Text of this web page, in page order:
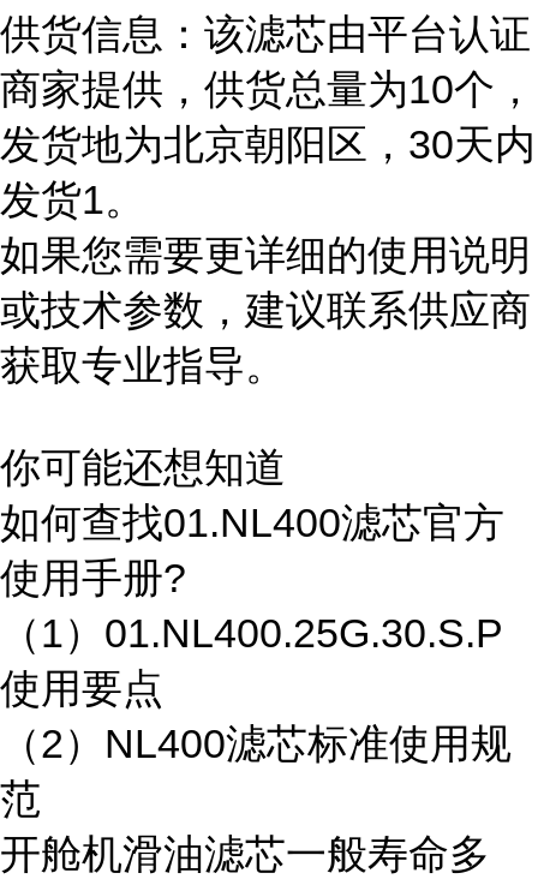
供货信息：该滤芯由平台认证
商家提供，供货总量为10个，
发货地为北京朝阳区，30天内
发货1。
如果您需要更详细的使用说明
或技术参数，建议联系供应商
获取专业指导。
你可能还想知道
如何查找01.NL400滤芯官方
使用手册?
（1）01.NL400.25G.30.S.P
使用要点
（2）NL400滤芯标准使用规
范
开舱机滑油滤芯一般寿命多